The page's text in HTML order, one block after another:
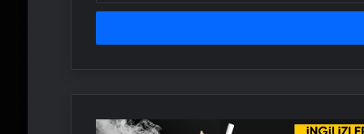
adresinizi
Bir